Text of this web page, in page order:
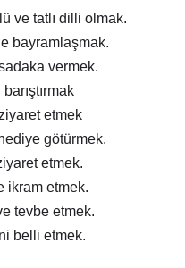
ve tatlı dilli olmak.
bayramlaşmak.
vermek.
etmek
götürmek.
etmek.
ikram etmek.
tevbe etmek.
belli etmek.